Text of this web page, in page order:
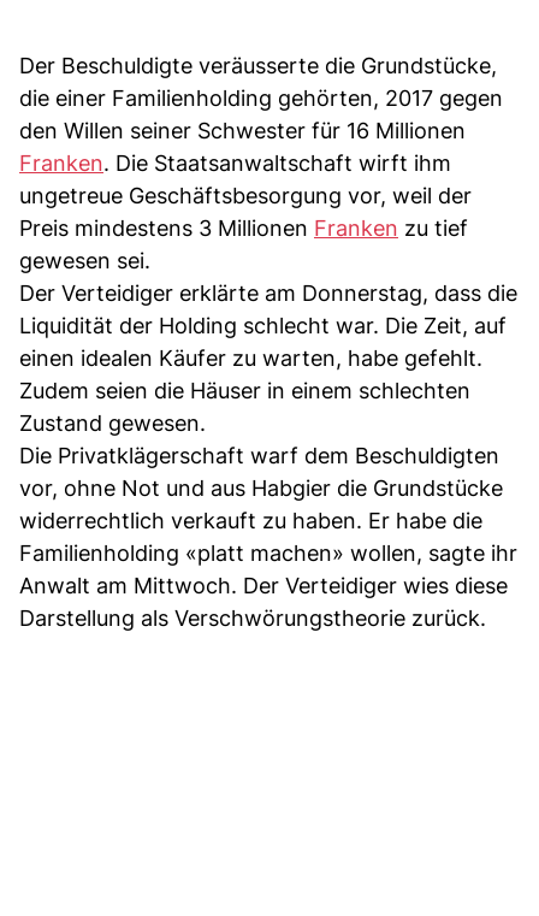
Der Beschuldigte veräusserte die Grundstücke,
die einer Familienholding gehörten, 2017 gegen
den Willen seiner Schwester für 16 Millionen
Franken. Die Staatsanwaltschaft wirft ihm
ungetreue Geschäftsbesorgung vor, weil der
Preis mindestens 3 Millionen Franken zu tief
gewesen sei.
Der Verteidiger erklärte am Donnerstag, dass die
Liquidität der Holding schlecht war. Die Zeit, auf
einen idealen Käufer zu warten, habe gefehlt.
Zudem seien die Häuser in einem schlechten
Zustand gewesen.
Die Privatklägerschaft warf dem Beschuldigten
vor, ohne Not und aus Habgier die Grundstücke
widerrechtlich verkauft zu haben. Er habe die
Familienholding «platt machen» wollen, sagte ihr
Anwalt am Mittwoch. Der Verteidiger wies diese
Darstellung als Verschwörungstheorie zurück.